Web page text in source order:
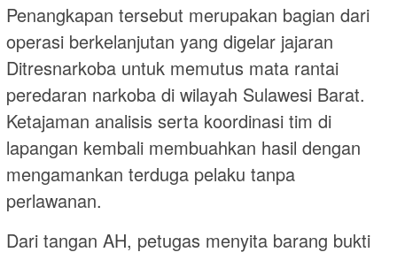
Penangkapan tersebut merupakan bagian dari
operasi berkelanjutan yang digelar jajaran
Ditresnarkoba untuk memutus mata rantai
peredaran narkoba di wilayah Sulawesi Barat.
Ketajaman analisis serta koordinasi tim di
lapangan kembali membuahkan hasil dengan
mengamankan terduga pelaku tanpa
perlawanan.
Dari tangan AH, petugas menyita barang bukti